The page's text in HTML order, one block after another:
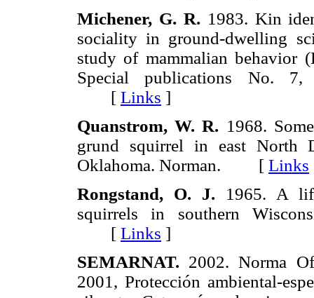
Michener, G. R. 1983. Kin
sociality in ground-dwelling
study of mammalian behavior
Special publications No. 7,
[ Links ]
Quanstrom, W. R. 1968.
grund squirrel in east North
Oklahoma. Norman. [ Links
Rongstand, O. J. 1965. A
squirrels in southern
[ Links ]
SEMARNAT. 2002. Norma
2001, Protección ambiental-